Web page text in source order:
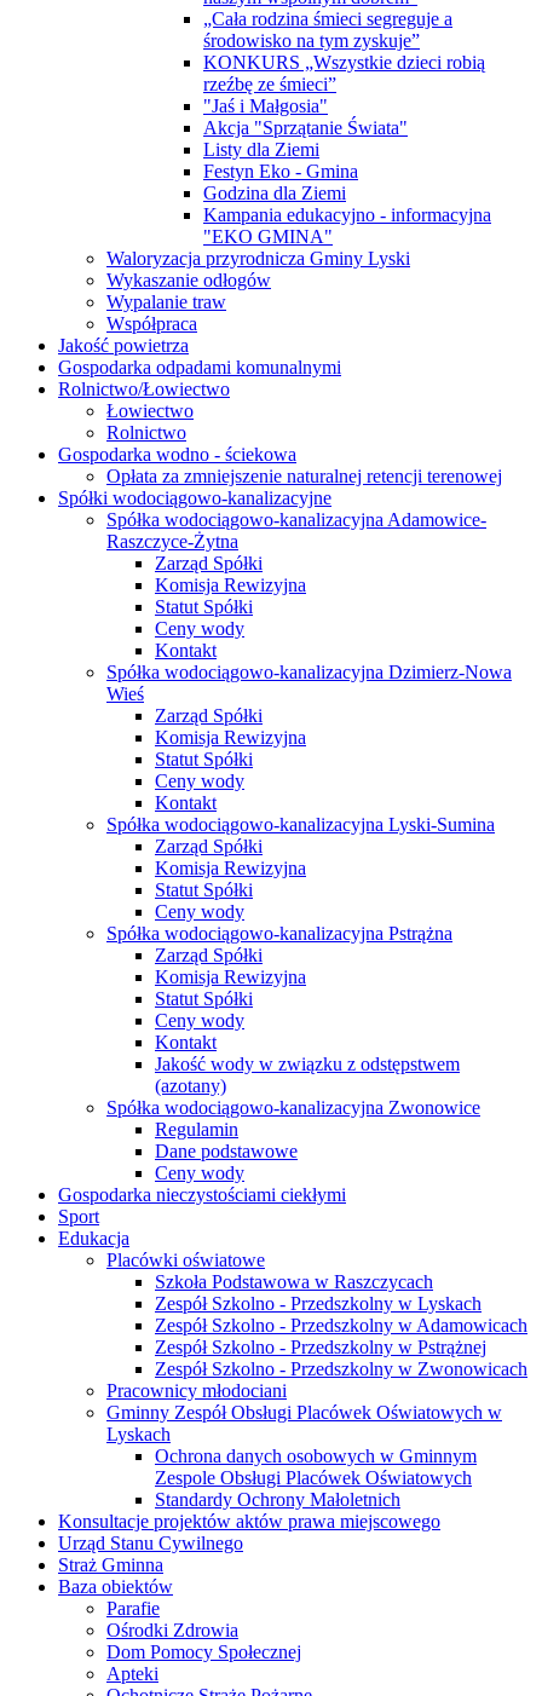
„Cała rodzina śmieci segreguje a
środowisko na tym zyskuje”
KONKURS „Wszystkie dzieci robią
rzeźbę ze śmieci”
"Jaś i Małgosia"
Akcja "Sprzątanie Świata"
Listy dla Ziemi
Festyn Eko - Gmina
Godzina dla Ziemi
Kampania edukacyjno - informacyjna
"EKO GMINA"
Waloryzacja przyrodnicza Gminy Lyski
Wykaszanie odłogów
Wypalanie traw
Współpraca
Jakość powietrza
Gospodarka odpadami komunalnymi
Rolnictwo/Łowiectwo
Łowiectwo
Rolnictwo
Gospodarka wodno - ściekowa
Opłata za zmniejszenie naturalnej retencji terenowej
Spółki wodociągowo-kanalizacyjne
Spółka wodociągowo-kanalizacyjna Adamowice-
Raszczyce-Żytna
Zarząd Spółki
Komisja Rewizyjna
Statut Spółki
Ceny wody
Kontakt
Spółka wodociągowo-kanalizacyjna Dzimierz-Nowa
Wieś
Zarząd Spółki
Komisja Rewizyjna
Statut Spółki
Ceny wody
Kontakt
Spółka wodociągowo-kanalizacyjna Lyski-Sumina
Zarząd Spółki
Komisja Rewizyjna
Statut Spółki
Ceny wody
Spółka wodociągowo-kanalizacyjna Pstrążna
Zarząd Spółki
Komisja Rewizyjna
Statut Spółki
Ceny wody
Kontakt
Jakość wody w związku z odstępstwem
(azotany)
Spółka wodociągowo-kanalizacyjna Zwonowice
Regulamin
Dane podstawowe
Ceny wody
Gospodarka nieczystościami ciekłymi
Sport
Edukacja
Placówki oświatowe
Szkoła Podstawowa w Raszczycach
Zespół Szkolno - Przedszkolny w Lyskach
Zespół Szkolno - Przedszkolny w Adamowicach
Zespół Szkolno - Przedszkolny w Pstrążnej
Zespół Szkolno - Przedszkolny w Zwonowicach
Pracownicy młodociani
Gminny Zespół Obsługi Placówek Oświatowych w
Lyskach
Ochrona danych osobowych w Gminnym
Zespole Obsługi Placówek Oświatowych
Standardy Ochrony Małoletnich
Konsultacje projektów aktów prawa miejscowego
Urząd Stanu Cywilnego
Straż Gminna
Baza obiektów
Parafie
Ośrodki Zdrowia
Dom Pomocy Społecznej
Apteki